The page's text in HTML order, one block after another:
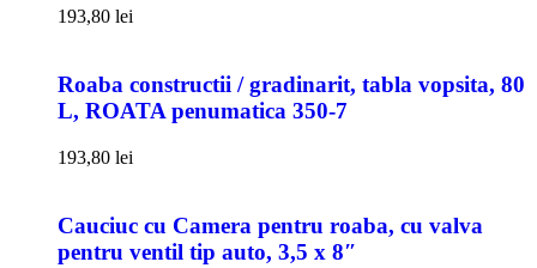
193,80 lei
Roaba constructii / gradinarit, tabla vopsita, 80
L, ROATA penumatica 350-7
193,80 lei
Cauciuc cu Camera pentru roaba, cu valva
pentru ventil tip auto, 3,5 x 8″